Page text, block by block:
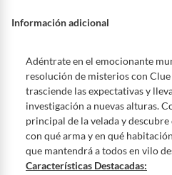
hacer una devolución.
otras con restricciones y algunas que
Productos vendidos porFalabella,
48 horas: cemento, mezclas de
productos para asfalto,
7 días: colchones y productos de
Productos vendidos porSodimactienen:
Información adicional
Adéntrate en el emocionante
resolución de misterios con
trasciende las expectativas y
investigación a nuevas alturas.
principal de la velada y
con qué arma y en qué
que mantendrá a todos en vilo
Características Destacadas: